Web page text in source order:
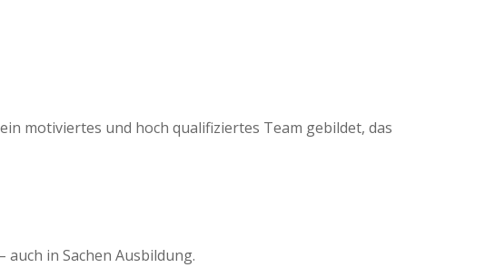
motiviertes und hoch qualifiziertes Team gebildet, das
in Sachen Ausbildung.